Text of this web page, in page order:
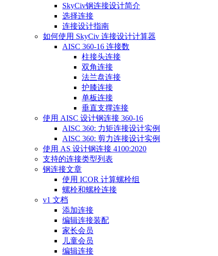
SkyCiv钢连接设计简介
选择连接
连接设计指南
如何使用 SkyCiv 连接设计计算器
AISC 360-16 连接数
柱接头连接
双角连接
法兰盘连接
护膝连接
单板连接
垂直支撑连接
使用 AISC 设计钢连接 360-16
AISC 360: 力矩连接设计实例
AISC 360: 剪力连接设计实例
使用 AS 设计钢连接 4100:2020
支持的连接类型列表
钢连接文章
使用 ICOR 计算螺栓组
螺栓和螺栓连接
v1 文档
添加连接
编辑连接装配
家长会员
儿童会员
编辑连接